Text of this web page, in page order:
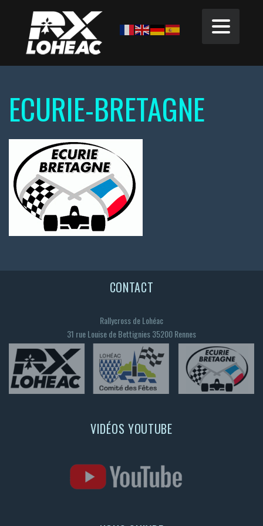
ECURIE-BRETAGNE
CONTACT
Rallycross de Lohéac
31 rue Louise de Bettignies 35200 Rennes
VIDÉOS YOUTUBE